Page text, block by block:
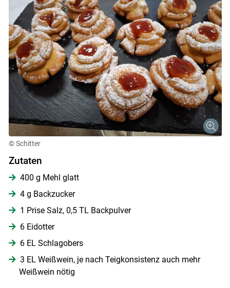
© Schitter
Zutaten
400 g Mehl glatt
4 g Backzucker
1 Prise Salz, 0,5 TL Backpulver
6 Eidotter
6 EL Schlagobers
3 EL Weißwein, je nach Teigkonsistenz auch mehr
Weißwein nötig